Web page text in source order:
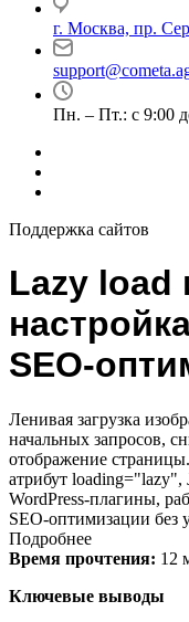
г. Москва, пр.
Пн. – Пт.: с 9:00
Поддержка сайтов
Lazy load
SEO-
Ленивая загрузка
начальных запросов,
отображение
атрибут loading="lazy",
WordPress-плагины,
SEO-оптимизации без
Подробнее
Время прочтения: 12
Ключевые выводы